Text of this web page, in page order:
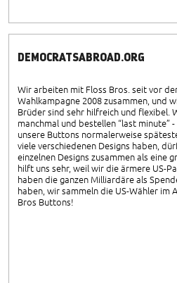
DEMOCRATSABROAD.ORG
Wir arbeiten mit Floss Bros. seit vor
Wahlkampagne 2008 zusammen, und
Brüder sind sehr hilfreich und flexibel.
manchmal und bestellen “last minute”
unsere Buttons normalerweise
viele verschiedenen Designs haben,
einzelnen Designs zusammen als eine
hilft uns sehr, weil wir die ärmere US-
haben die ganzen Milliardäre als
haben, wir sammeln die US-Wähler im
Bros Buttons!